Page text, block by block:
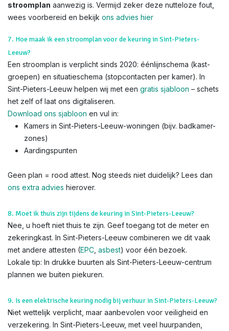
stroomplan aanwezig is. Vermijd zeker deze nutteloze fout,
wees voorbereid en bekijk ons advies hier
7. Hoe maak ik een stroomplan voor de keuring in Sint-Pieters-
Leeuw?
Een stroomplan is verplicht sinds 2020: éénlijnschema (kast-
groepen) en situatieschema (stopcontacten per kamer). In
Sint-Pieters-Leeuw helpen wij met een gratis sjabloon – schets
het zelf of laat ons digitaliseren.
Download ons sjabloon en vul in:
Kamers in Sint-Pieters-Leeuw-woningen (bijv. badkamer-
zones)
Aardingspunten
Geen plan = rood attest. Nog steeds niet duidelijk? Lees dan
ons extra advies hierover.
8. Moet ik thuis zijn tijdens de keuring in Sint-Pieters-Leeuw?
Nee, u hoeft niet thuis te zijn. Geef toegang tot de meter en
zekeringkast. In Sint-Pieters-Leeuw combineren we dit vaak
met andere attesten (EPC asbest) voor één bezoek.
Lokale tip: In drukke buurten als Sint-Pieters-Leeuw-centrum
plannen we buiten piekuren.
9. Is een elektrische keuring nodig bij verhuur in Sint-Pieters-Leeuw?
Niet wettelijk verplicht, maar aanbevolen voor veiligheid en
verzekering. In Sint-Pieters-Leeuw, met veel huurpanden,